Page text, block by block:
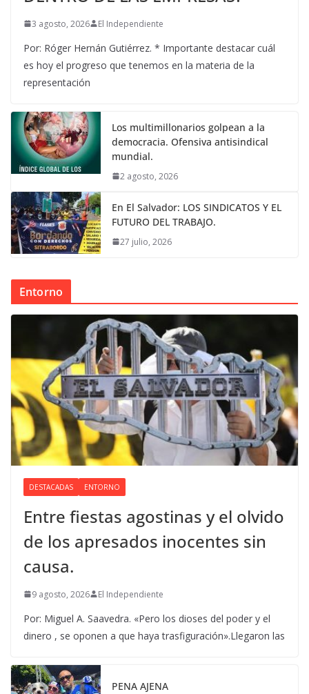
3 agosto, 2026 El Independiente
Por: Róger Hernán Gutiérrez. * Importante destacar cuál
es hoy el progreso que tenemos en la materia de la
representación
Los multimillonarios golpean a la
democracia. Ofensiva antisindical
mundial.
2 agosto, 2026
En El Salvador: LOS SINDICATOS Y EL
FUTURO DEL TRABAJO.
27 julio, 2026
Entorno
DESTACADAS ENTORNO
Entre fiestas agostinas y el olvido
de los apresados inocentes sin
causa.
9 agosto, 2026 El Independiente
Por: Miguel A. Saavedra. «Pero los dioses del poder y el
dinero , se oponen a que haya trasfiguración».Llegaron las
PENA AJENA